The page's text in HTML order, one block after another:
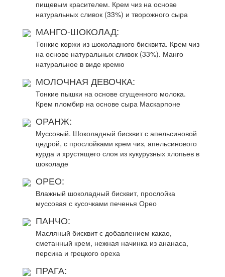
пищевым красителем. Крем чиз на основе
натуральных сливок (33%) и творожного сыра
МАНГО-ШОКОЛАД:
Тонкие коржи из шоколадного бисквита. Крем чиз
на основе натуральных сливок (33%). Манго
натуральное в виде кремю
МОЛОЧНАЯ ДЕВОЧКА:
Тонкие пышки на основе сгущенного молока.
Крем пломбир на основе сыра Маскарпоне
ОРАНЖ:
Муссовый. Шоколадный бисквит с апельсиновой
цедрой, с прослойками крем чиз, апельсинового
курда и хрустящего слоя из кукурузных хлопьев в
шоколаде
ОРЕО:
Влажный шоколадный бисквит, прослойка
муссовая с кусочками печенья Орео
ПАНЧО:
Масляный бисквит с добавлением какао,
сметанный крем, нежная начинка из ананаса,
персика и грецкого ореха
ПРАГА: